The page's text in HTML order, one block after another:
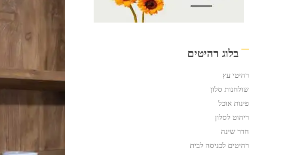
בלוג רהיטים
רהיטי עץ
שולחנות סלון
פינות אוכל
ריהוט לסלון
חדר שינה
רהיטים לכניסה לבית